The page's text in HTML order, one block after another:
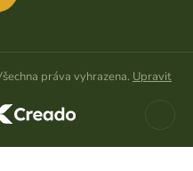
práva vyhrazena. Upravit